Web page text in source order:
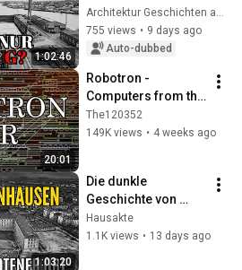
1:02:46
GERMANY'S
BIGGEST
INDUSTRIAL LIE
Architektur Geschichten and 2 more
755 views • 9 days ago
Auto-dubbed
20:01
Robotron -
Computers from the
GDR
The120352
149K views • 4 weeks ago
1:03:20
Die dunkle
Geschichte von
Hohenschönhausen
– Wie die DDR
Hausakte
1.1K views • 13 days ago